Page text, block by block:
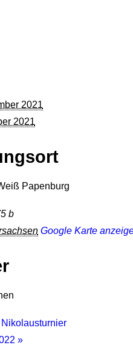
2021
2021
Papenburg
b
Google Karte
»